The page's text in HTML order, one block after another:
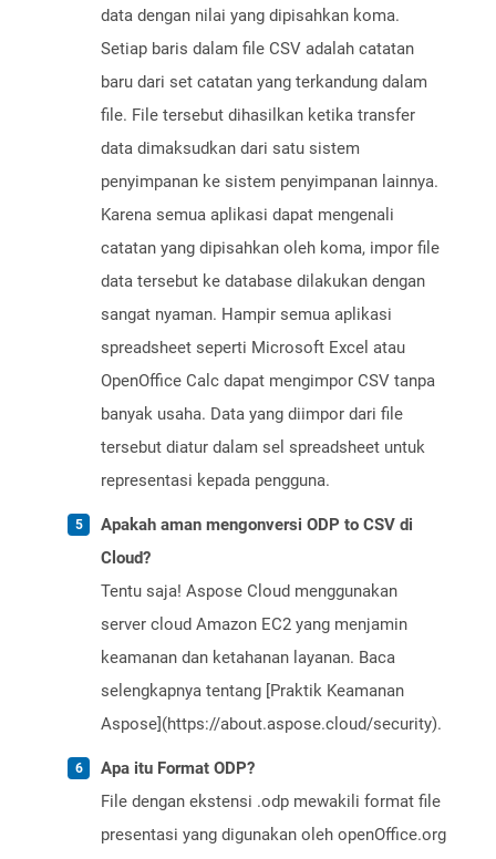
data dengan nilai yang dipisahkan koma.
Setiap baris dalam file CSV adalah catatan
baru dari set catatan yang terkandung dalam
file. File tersebut dihasilkan ketika transfer
data dimaksudkan dari satu sistem
penyimpanan ke sistem penyimpanan lainnya.
Karena semua aplikasi dapat mengenali
catatan yang dipisahkan oleh koma, impor file
data tersebut ke database dilakukan dengan
sangat nyaman. Hampir semua aplikasi
spreadsheet seperti Microsoft Excel atau
OpenOffice Calc dapat mengimpor CSV tanpa
banyak usaha. Data yang diimpor dari file
tersebut diatur dalam sel spreadsheet untuk
representasi kepada pengguna.
Apakah aman mengonversi ODP to CSV di
Cloud?
Tentu saja! Aspose Cloud menggunakan
server cloud Amazon EC2 yang menjamin
keamanan dan ketahanan layanan. Baca
selengkapnya tentang [Praktik Keamanan
Aspose](https://about.aspose.cloud/security).
Apa itu Format ODP?
File dengan ekstensi .odp mewakili format file
presentasi yang digunakan oleh openOffice.org